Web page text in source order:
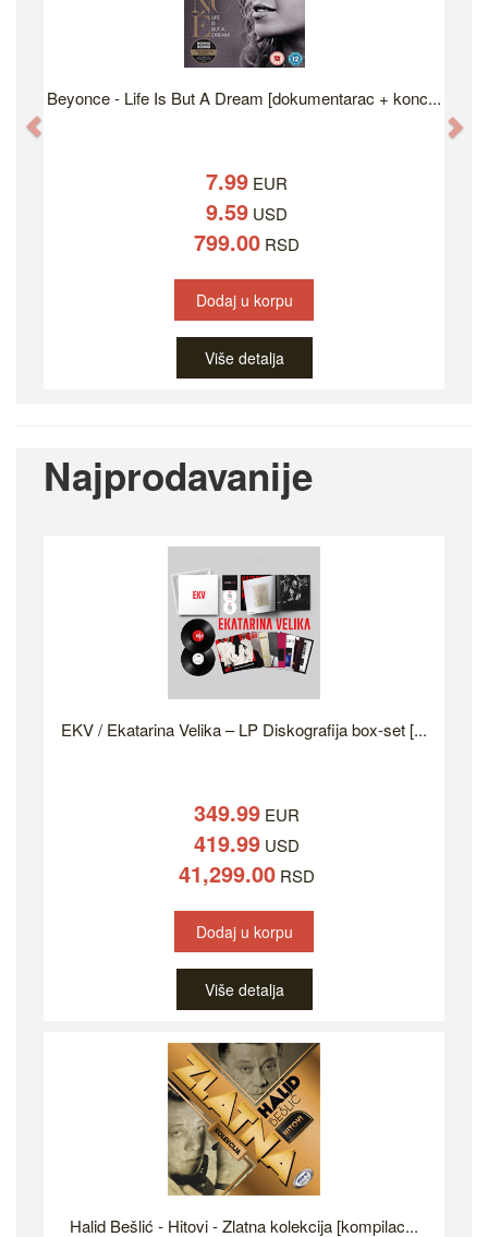
Beyonce - Life Is But A Dream [dokumentarac + konc...
7.99 EUR
9.59 USD
799.00 RSD
Dodaj u korpu
Više detalja
Najprodavanije
EKV / Ekatarina Velika – LP Diskografija box-set [...
349.99 EUR
419.99 USD
41,299.00 RSD
Dodaj u korpu
Više detalja
Halid Bešlić - Hitovi - Zlatna kolekcija [kompilac...